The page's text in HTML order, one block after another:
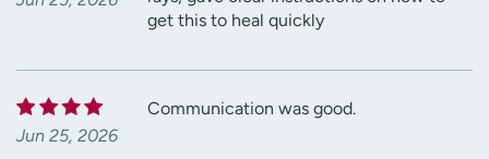
get this to heal quickly
Jun 25, 2026
Communication was good.